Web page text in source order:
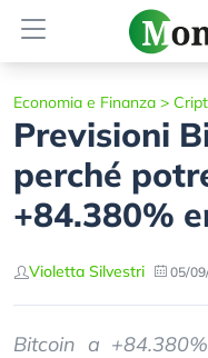
Economia e Finanza >
Previsioni
perché
+84.380%
Violetta Silvestri 05/
Bitcoin a